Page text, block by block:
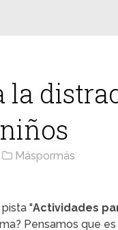
la
Máspormás
"Actividades
Pensamos que